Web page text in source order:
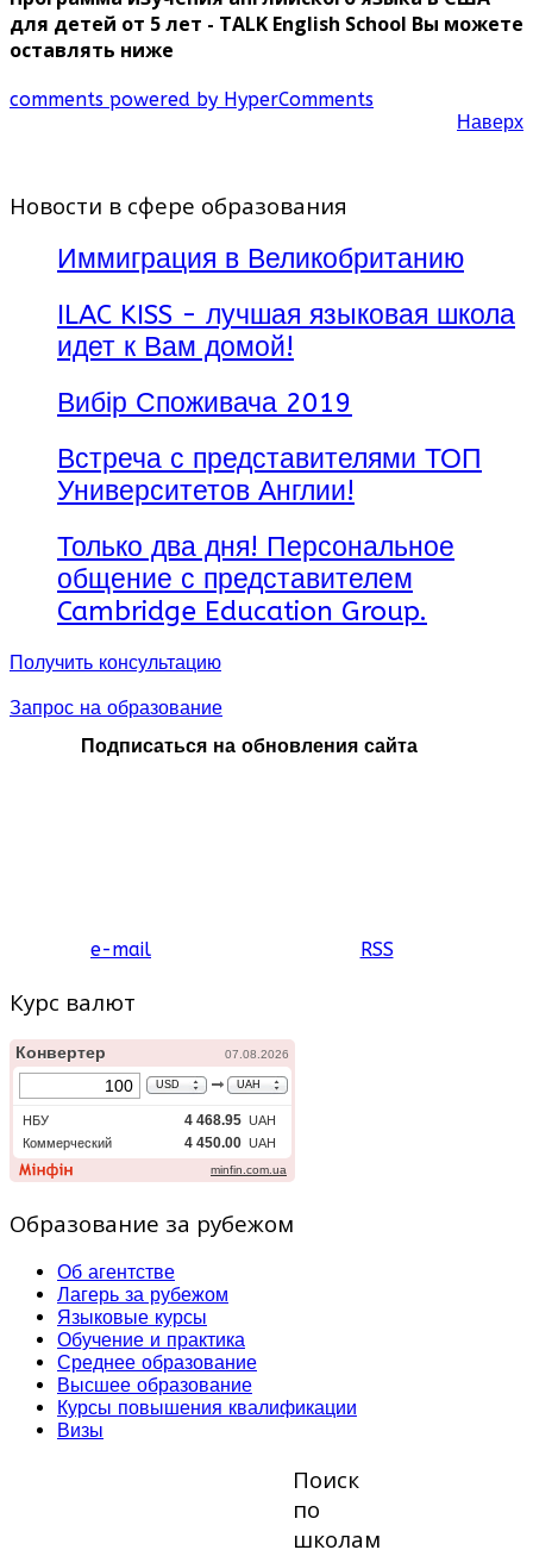
для детей от 5 лет - TALK English School Вы можете
оставлять ниже
comments powered by HyperComments
Наверх
Новости в сфере образования
Иммиграция в Великобританию
ILAC KISS - лучшая языковая школа
идет к Вам домой!
Вибір Споживача 2019
Встреча с представителями ТОП
Университетов Англии!
Только два дня! Персональное
общение с представителем
Cambridge Education Group.
Получить консультацию
Запрос на образование
Подписаться на обновления сайта
e-mail RSS
Курс валют
Образование за рубежом
Об агентстве
Лагерь за рубежом
Языковые курсы
Обучение и практика
Среднее образование
Высшее образование
Курсы повышения квалификации
Визы
Поиск
по
школам